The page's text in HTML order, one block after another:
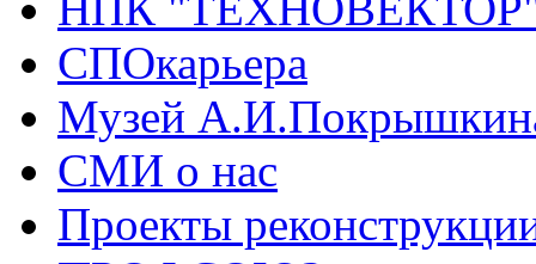
СПОкарьера
Музей
СМИ о нас
Проекты